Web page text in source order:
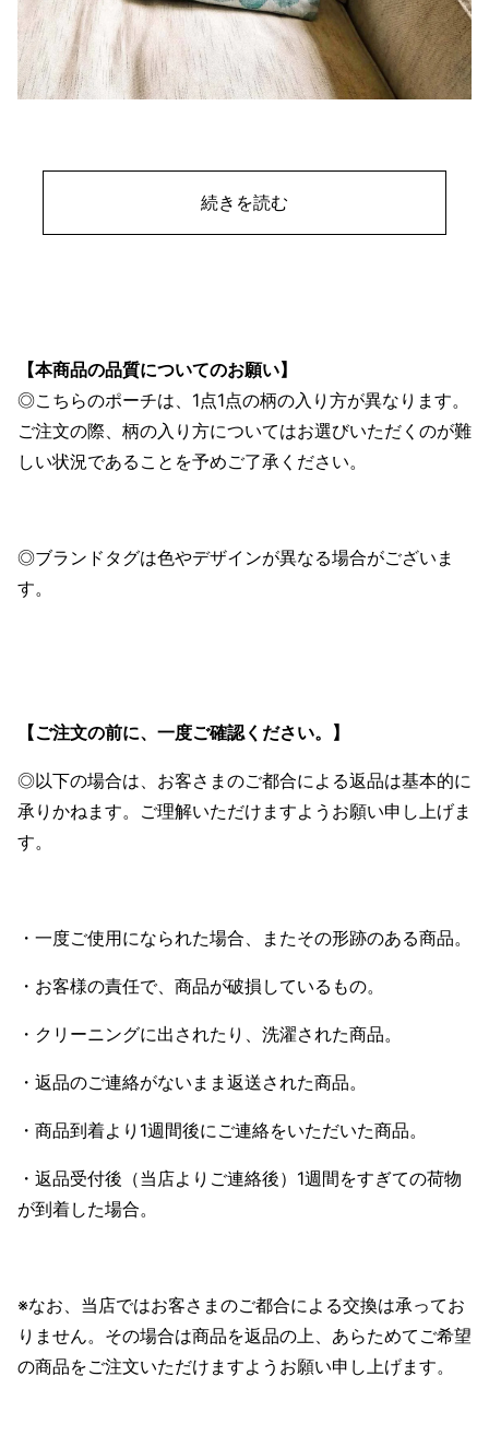
続きを読む
【本商品の品質についてのお願い】
◎こちらのポーチは、1点1点の柄の入り方が異なります。
ご注文の際、柄の入り方についてはお選びいただくのが難
しい状況であることを予めご了承ください。
◎ブランドタグは色やデザインが異なる場合がございま
す。
【ご注文の前に、一度ご確認ください。】
◎以下の場合は、お客さまのご都合による返品は基本的に
承りかねます。ご理解いただけますようお願い申し上げま
す。
・一度ご使用になられた場合、またその形跡のある商品。
・お客様の責任で、商品が破損しているもの。
・クリーニングに出されたり、洗濯された商品。
・返品のご連絡がないまま返送された商品。
・商品到着より1週間後にご連絡をいただいた商品。
・返品受付後（当店よりご連絡後）1週間をすぎての荷物
が到着した場合。
※なお、当店ではお客さまのご都合による交換は承ってお
りません。その場合は商品を返品の上、あらためてご希望
の商品をご注文いただけますようお願い申し上げます。